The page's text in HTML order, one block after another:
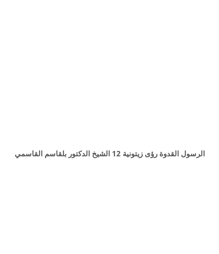
الرسول القدوة رؤى زيتونية 12 الشيخ الدكتور بلقاسم القاسمي